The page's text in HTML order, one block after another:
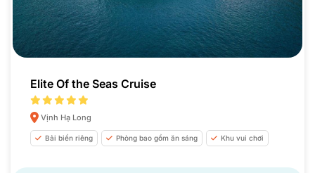
Elite Of the Seas Cruise
Vịnh Hạ Long
Bải biển riêng Phòng bao gồm ăn sáng Khu vui chơi